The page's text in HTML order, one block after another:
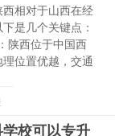
相对于山西在经
是几个关键点：
陕西位于中国西
位置优越，交通
校可以专升